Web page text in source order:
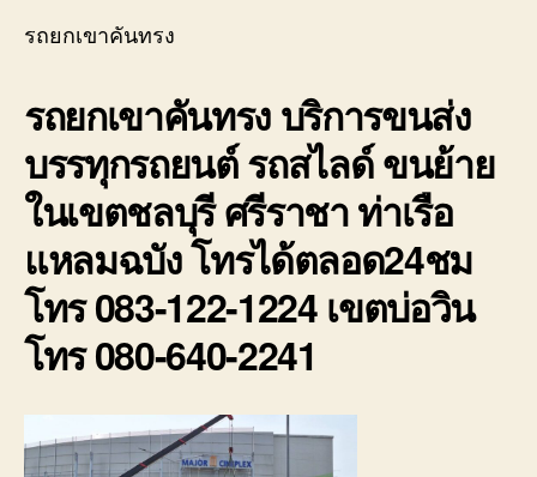
รถยกเขาคันทรง
รถยกเขาคันทรง บริการขนส่ง
บรรทุกรถยนต์ รถสไลด์ ขนย้าย
ในเขตชลบุรี ศรีราชา ท่าเรือ
แหลมฉบัง โทรได้ตลอด24ชม
โทร 083-122-1224 เขตบ่อวิน
โทร 080-640-2241